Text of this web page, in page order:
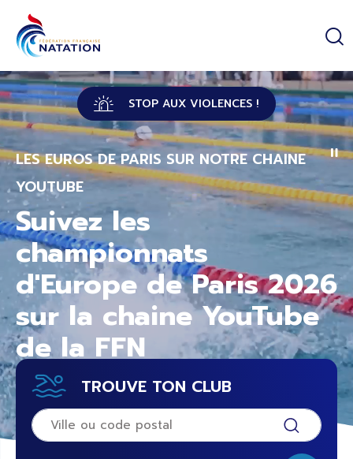
Passer au contenu principal
STOP AUX VIOLENCES !
LES EUROS DE PARIS SUR NOTRE CHAINE
YOUTUBE
Suivez les
championnats
d'Europe de Paris 2026
sur la chaine YouTube
de la FFN
TROUVE TON CLUB
Panneau de gestion des cookies